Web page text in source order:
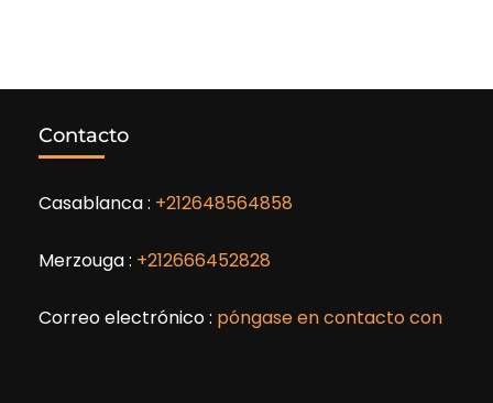
Contacto
Casablanca : +212648564858
Merzouga : +212666452828
Correo electrónico : póngase en contacto con